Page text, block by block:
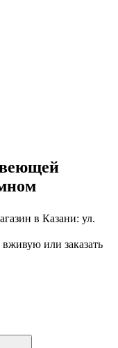
в Казани: ул.
или заказать